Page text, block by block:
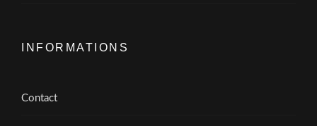
INFORMATIONS
Contact